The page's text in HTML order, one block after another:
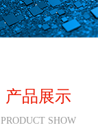
产品展示
PRODUCT SHOW